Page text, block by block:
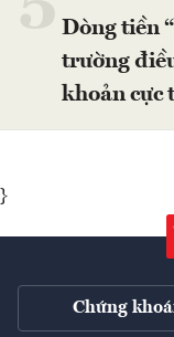
Dòng tiền
trường
khoản cực
}
Chứng